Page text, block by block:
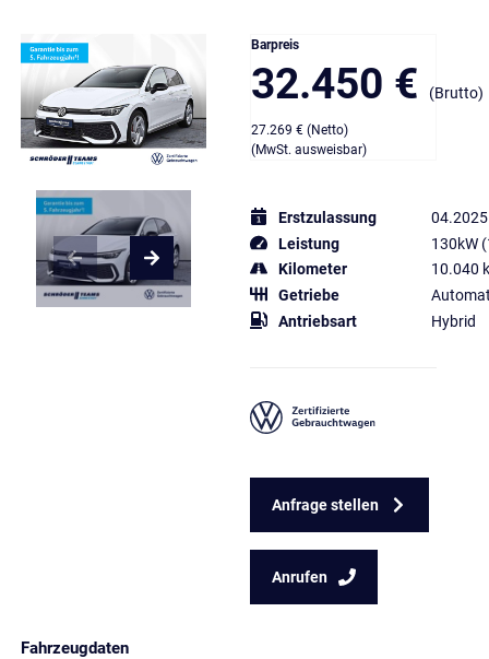
Barpreis
32.450 € (Brutto)
27.269 € (Netto)
(MwSt. ausweisbar)
Erstzulassung
04.2025
Leistung
130kW
Kilometer
10.040
Getriebe
Antriebsart
Hybrid
Anfrage stellen
Anrufen
Fahrzeugdaten